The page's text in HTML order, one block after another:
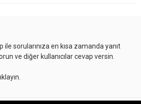
ile sorularınıza en kısa zamanda yanıt
ve diğer kullanıcılar cevap versin.